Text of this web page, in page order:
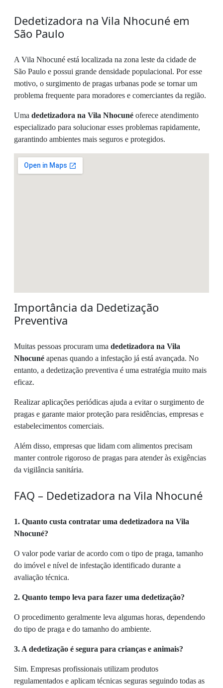
Dedetizadora na Vila Nhocuné em
São Paulo
A Vila Nhocuné está localizada na zona leste da cidade de
São Paulo e possui grande densidade populacional. Por esse
motivo, o surgimento de pragas urbanas pode se tornar um
problema frequente para moradores e comerciantes da região.
Uma dedetizadora na Vila Nhocuné oferece atendimento
especializado para solucionar esses problemas rapidamente,
garantindo ambientes mais seguros e protegidos.
Importância da Dedetização
Preventiva
Muitas pessoas procuram uma dedetizadora na Vila
Nhocuné apenas quando a infestação já está avançada. No
entanto, a dedetização preventiva é uma estratégia muito mais
eficaz.
Realizar aplicações periódicas ajuda a evitar o surgimento de
pragas e garante maior proteção para residências, empresas e
estabelecimentos comerciais.
Além disso, empresas que lidam com alimentos precisam
manter controle rigoroso de pragas para atender às exigências
da vigilância sanitária.
FAQ – Dedetizadora na Vila Nhocuné
1. Quanto custa contratar uma dedetizadora na Vila
Nhocuné?
O valor pode variar de acordo com o tipo de praga, tamanho
do imóvel e nível de infestação identificado durante a
avaliação técnica.
2. Quanto tempo leva para fazer uma dedetização?
O procedimento geralmente leva algumas horas, dependendo
do tipo de praga e do tamanho do ambiente.
3. A dedetização é segura para crianças e animais?
Sim. Empresas profissionais utilizam produtos
regulamentados e aplicam técnicas seguras seguindo todas as